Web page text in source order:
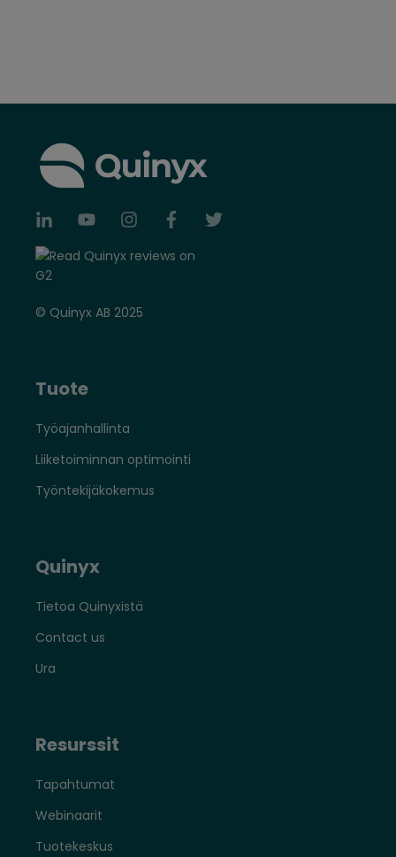
© Quinyx AB 2025
Tuote
Työajanhallinta
Liiketoiminnan optimointi
Työntekijäkokemus
Quinyx
Tietoa Quinyxistä
Contact us
Ura
Resurssit
Tapahtumat
Webinaarit
Tuotekeskus